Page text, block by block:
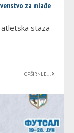
za mlađe
staza
OPŠIRNIJE...